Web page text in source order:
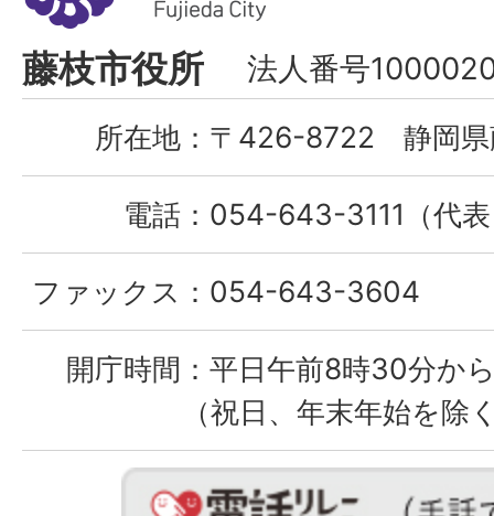
市
Fujieda
City
藤枝市役所 法人番号
所在地： 〒426-8722 静岡県
電話： 054-643-3111（代
ファックス： 054-643-3604
開庁時間： 平日午前8時30分か
（祝日、年末年始を除